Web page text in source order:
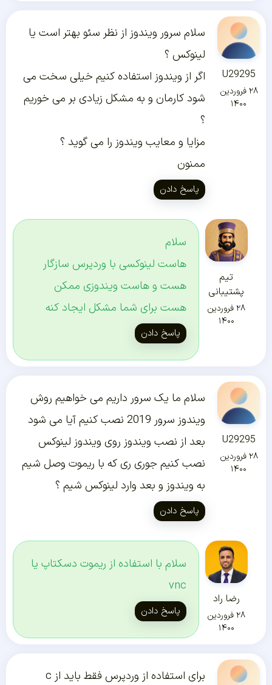
U29295
۲۸ فروردین
۱۴۰۰
سلام سرور ویندوز از نظر سئو بهتر است یا
لینوکس ؟
اگر از ویندوز استفاده کنیم خیلی سخت می
شود کارمان و به مشکل زیادی بر می خوریم
؟
مزایا و معایب ویندوز را می گوید ؟
ممنون
پاسخ دادن
تیم
پشتیبانی
۲۸ فروردین
۱۴۰۰
سلام
هاست لینوکسی با وردپرس سازگار
هست و هاست ویندوزی ممکن
هست برای شما مشکل ایجاد کنه
پاسخ دادن
U29295
۲۸ فروردین
۱۴۰۰
سلام ما یک سرور داریم می خواهیم روش
ویندوز سرور 2019 نصب کنیم آیا می شود
بعد از نصب ویندوز روی ویندوز لینوکس
نصب کنیم جوری ری که با ریموت وصل شیم
به ویندوز و بعد وارد لینوکس شیم ؟
پاسخ دادن
رضا راد
۲۸ فروردین
۱۴۰۰
سلام با استفاده از ریموت دسکتاپ یا
vnc
پاسخ دادن
برای استفاده از وردپرس فقط باید از c